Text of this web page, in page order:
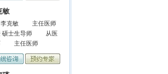
敏
硕士生导师 从医
主任医师
瑛